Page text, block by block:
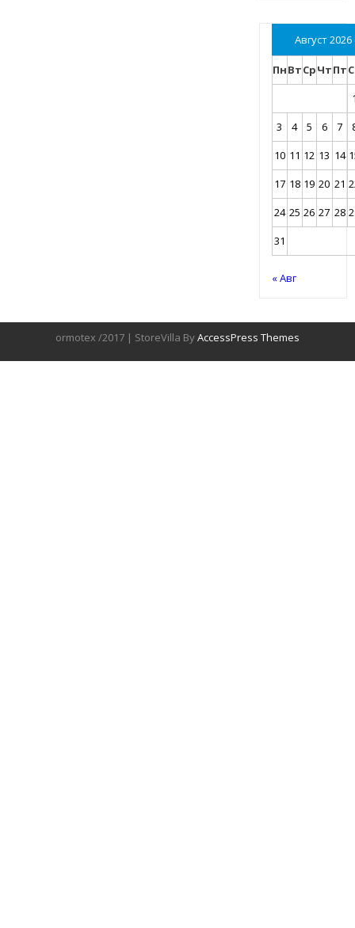
Август 2026
ПнВтСрЧтПт
3
4 5 6 7
10 11 12 13 14
17 18 19 20 21
24 25 26 27 28
31
« Авг
ormotex /2017 | StoreVilla ByAccessPress Themes